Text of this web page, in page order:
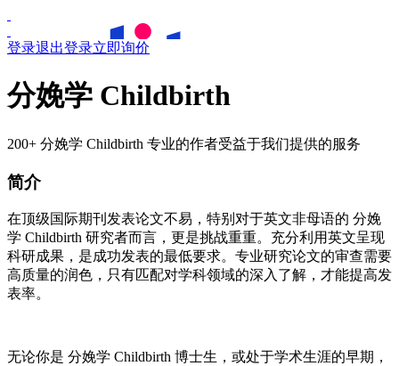
登录退出登录立即询价
分娩学 Childbirth
200+ 分娩学 Childbirth 专业的作者受益于我们提供的服务
简介
在顶级国际期刊发表论文不易，特别对于英文非母语的 分娩
学 Childbirth 研究者而言，更是挑战重重。充分利用英文呈现
科研成果，是成功发表的最低要求。专业研究论文的审查需要
高质量的润色，只有匹配对学科领域的深入了解，才能提高发
表率。
无论你是 分娩学 Childbirth 博士生，或处于学术生涯的早期，